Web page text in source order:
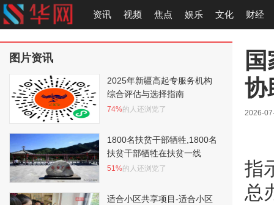
资讯 视频 焦点 娱乐 文化 财经
协
2026-
指
总
图片资讯
2025年新疆高起专服务机构
综合评估与选择指南
74%的人还浏览了
1800名扶贫干部牺牲,1800名
扶贫干部牺牲在扶贫一线
51%的人还浏览了
适合小区共享项目-适合小区